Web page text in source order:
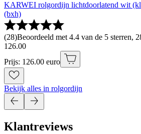
KARWEI rolgordijn lichtdoorlatend wit
(bxh)
(28)Beoordeeld met 4.4 van de 5 sterren,
126.00
Prijs: 126.00 euro
Bekijk alles in rolgordijn
Klantreviews